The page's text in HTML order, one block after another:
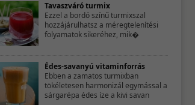
Tavaszváró turmix
Ezzel a bordó színű turmixszal
hozzájárulhatsz a méregtelenítési
folyamatok sikeréhez, mik�
Édes-savanyú vitaminforrás
Ebben a zamatos turmixban
tökéletesen harmonizál egymással a
sárgarépa édes íze a kivi savan